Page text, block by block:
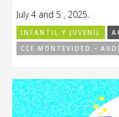
July 4 and 5 , 2025.
INFANTIL Y JUVENIL
CCE MONTEVIDEO -